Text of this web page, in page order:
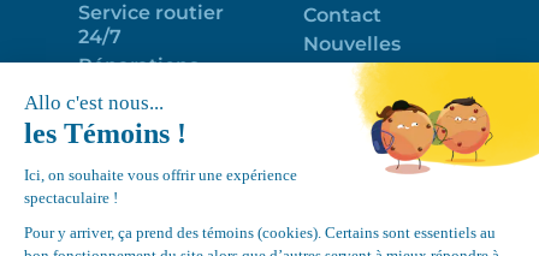
Service routier
24/7
Réparations
Programme
d’entretien
Déneigement
de toits
Équipements
Contact
Nouvelles
Portail clients
Emploi
Politique de